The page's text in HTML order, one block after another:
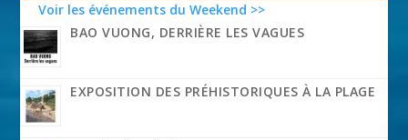
Voir les événements du Weekend >>
BAO VUONG, DERRIÈRE LES VAGUES
EXPOSITION DES PRÉHISTORIQUES À LA PLAGE